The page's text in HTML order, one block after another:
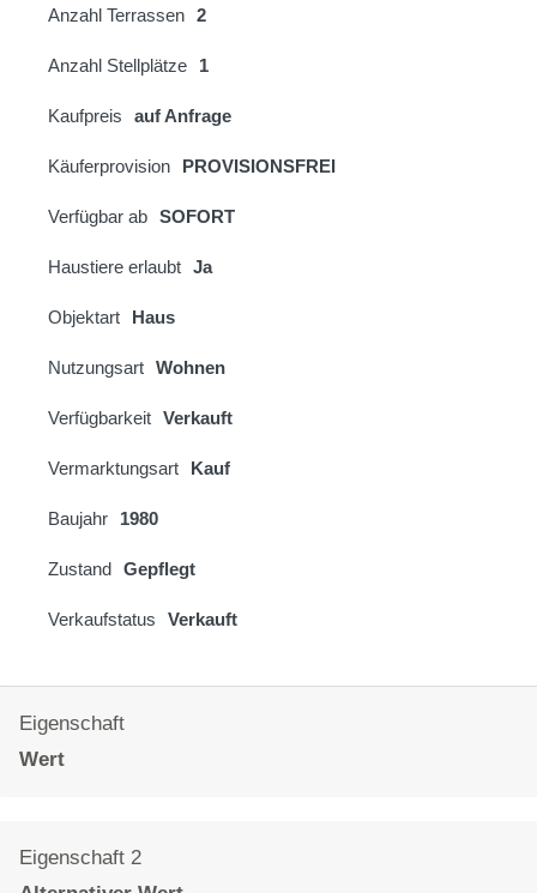
Anzahl Terrassen 2
Anzahl Stellplätze 1
Kaufpreis auf Anfrage
Käuferprovision PROVISIONSFREI
Verfügbar ab SOFORT
Haustiere erlaubt Ja
Objektart Haus
Nutzungsart Wohnen
Verfügbarkeit Verkauft
Vermarktungsart Kauf
Baujahr 1980
Zustand Gepflegt
Verkaufstatus Verkauft
Eigenschaft
Wert
Eigenschaft 2